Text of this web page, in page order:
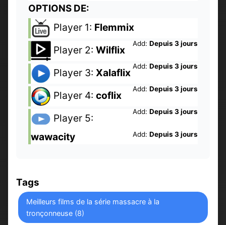
OPTIONS DE:
Player 1: Flemmix
Add: Depuis 3 jours
Player 2: Wilflix
Add: Depuis 3 jours
Player 3: Xalaflix
Add: Depuis 3 jours
Player 4: coflix
Add: Depuis 3 jours
Player 5:
wawacity
Add: Depuis 3 jours
Tags
Meilleurs films de la série massacre à la
tronçonneuse (8)